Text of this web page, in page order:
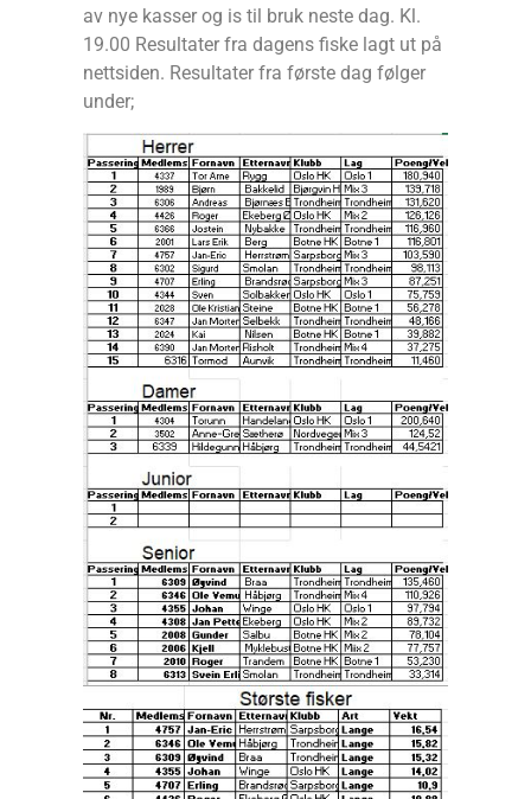
av nye kasser og is til bruk neste dag. Kl.
19.00 Resultater fra dagens fiske lagt ut på
nettsiden. Resultater fra første dag følger
under;